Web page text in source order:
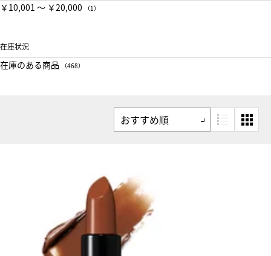
￥10,001 〜 ￥20,000 （1）
在庫状況
在庫のある商品 （468）